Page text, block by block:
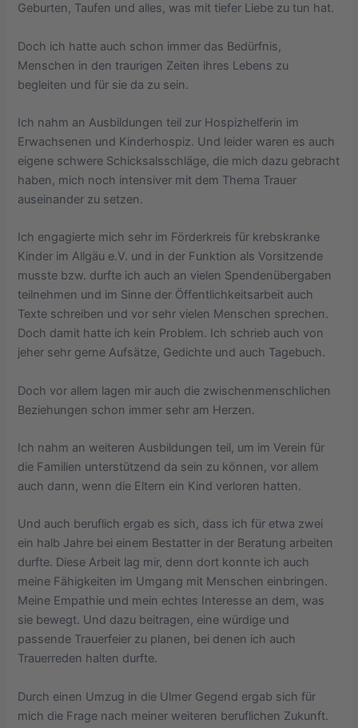
Geburten, Taufen und alles, was mit tiefer Liebe zu tun hat.
Doch ich hatte auch schon immer das Bedürfnis,
Menschen in den traurigen Zeiten ihres Lebens zu
begleiten und für sie da zu sein.
Ich nahm an Ausbildungen teil zur Hospizhelferin im
Erwachsenen und Kinderhospiz. Und leider waren es auch
eigene schwere Schicksalsschläge, die mich dazu gebracht
haben, mich noch intensiver mit dem Thema Trauer
auseinander zu setzen.
Ich engagierte mich sehr im Förderkreis für krebskranke
Kinder im Allgäu e.V. und in der Funktion als Vorsitzende
musste bzw. durfte ich auch an vielen Spendenübergaben
teilnehmen und im Sinne der Öffentlichkeitsarbeit auch
Texte schreiben und vor sehr vielen Menschen sprechen.
Doch damit hatte ich kein Problem. Ich schrieb auch von
jeher sehr gerne Aufsätze, Gedichte und auch Tagebuch.
Doch vor allem lagen mir auch die zwischenmenschlichen
Beziehungen schon immer sehr am Herzen.
Ich nahm an weiteren Ausbildungen teil, um im Verein für
die Familien unterstützend da sein zu können, vor allem
auch dann, wenn die Eltern ein Kind verloren hatten.
Und auch beruflich ergab es sich, dass ich für etwa zwei
ein halb Jahre bei einem Bestatter in der Beratung arbeiten
durfte. Diese Arbeit lag mir, denn dort konnte ich auch
meine Fähigkeiten im Umgang mit Menschen einbringen.
Meine Empathie und mein echtes Interesse an dem, was
sie bewegt. Und dazu beitragen, eine würdige und
passende Trauerfeier zu planen, bei denen ich auch
Trauerreden halten durfte.
Durch einen Umzug in die Ulmer Gegend ergab sich für
mich die Frage nach meiner weiteren beruflichen Zukunft.